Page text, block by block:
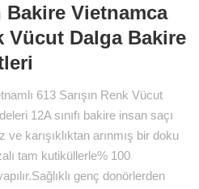
Bakire Vietnamca
Vücut Dalga Bakire
613 Sarışın Renk Vücut
12A sınıfı bakire insan saçı
karışıklıktan arınmış bir doku
tam kutiküllerle% 100
genç donörlerden